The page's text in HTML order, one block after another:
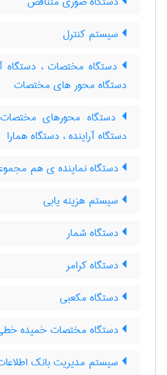
سیستم کنترل
دستگاه مختصات ، دستگاه
دستگاه محور های مختصات
دستگاه محورهای
دستگاه آراینده ، دستگاه همارا
دستگاه نماینده ی هم
سیستم هزینه یابی
دستگاه شمار
دستگاه کرامر
دستگاه مکعبی
دستگاه مختصات خمیده
سیستم مدیریت بانک